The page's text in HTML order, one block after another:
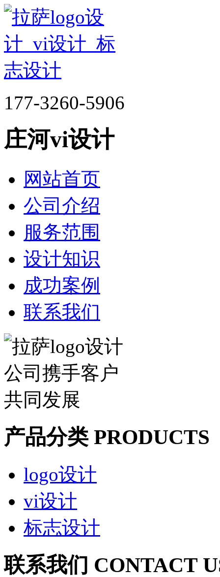
177-3260-5906
庄河vi设计
网站首页
公司介绍
服务范围
设计知识
成功案例
联系我们
产品分类 PRODUCTS
logo设计
vi设计
标志设计
联系我们 CONTACT